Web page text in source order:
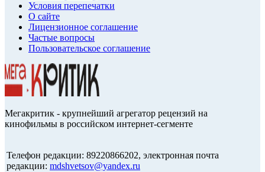
Условия перепечатки
О сайте
Лицензионное соглашение
Частые вопросы
Пользовательское соглашение
Мегакритик - крупнейший агрегатор рецензий на
кинофильмы в российском интернет-сегменте
Телефон редакции: 89220866202, электронная почта
редакции: mdshvetsov@yandex.ru